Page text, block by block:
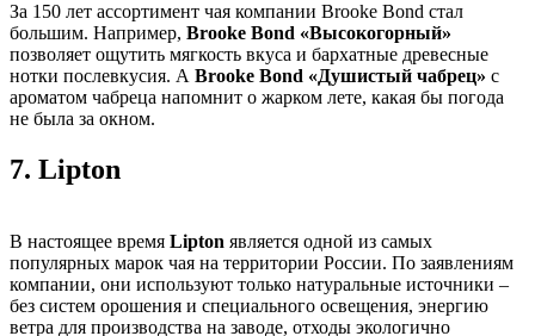
За 150 лет ассортимент чая компании Brooke Bond стал
большим. Например, Brooke Bond «Высокогорный»
позволяет ощутить мягкость вкуса и бархатные древесные
нотки послевкусия. А Brooke Bond «Душистый чабрец» с
ароматом чабреца напомнит о жарком лете, какая бы погода
не была за окном.
7. Lipton
В настоящее время Lipton является одной из самых
популярных марок чая на территории России. По заявлениям
компании, они используют только натуральные источники –
без систем орошения и специального освещения, энергию
ветра для производства на заводе, отходы экологично